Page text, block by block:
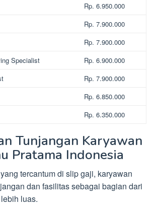
Rp. 6.950.000
Rp. 7.900.000
Rp. 7.900.000
Specialist
Rp. 6.900.000
Rp. 7.900.000
Rp. 6.850.000
Rp. 6.350.000
Tunjangan Karyawan
Pratama Indonesia
tercantum di slip gaji, karyawan
dan fasilitas sebagai bagian dari
luas.